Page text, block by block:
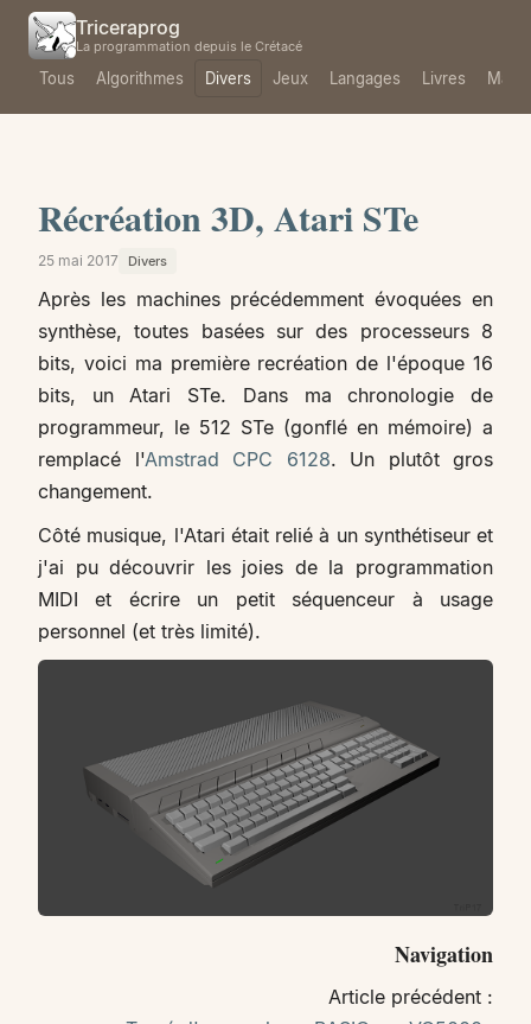
Triceraprog
La programmation depuis le Crétacé
Tous Algorithmes Divers Jeux Langages Livres
Récréation 3D, Atari STe
25 mai 2017 Divers
Après les machines précédemment évoquées en
synthèse, toutes basées sur des processeurs 8
bits, voici ma première recréation de l'époque 16
bits, un Atari STe. Dans ma chronologie de
programmeur, le 512 STe (gonflé en mémoire) a
remplacé l'Amstrad CPC 6128. Un plutôt gros
changement.
Côté musique, l'Atari était relié à un synthétiseur et
j'ai pu découvrir les joies de la programmation
MIDI et écrire un petit séquenceur à usage
personnel (et très limité).
Navigation
Article précédent :